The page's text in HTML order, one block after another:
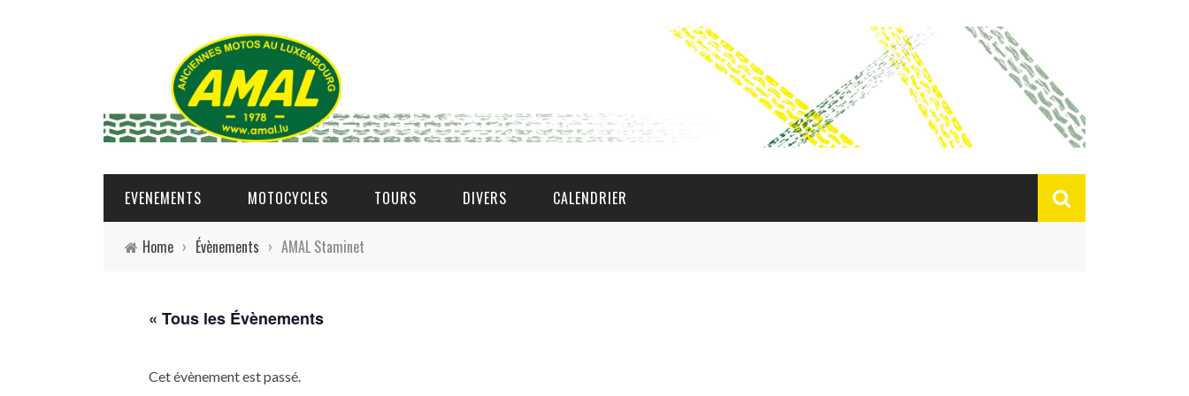
EVENEMENTS MOTOCYCLES TOURS DIVERS CALENDRIER
Home › Évènements › AMAL Staminet
« Tous les Évènements
Cet évènement est passé.